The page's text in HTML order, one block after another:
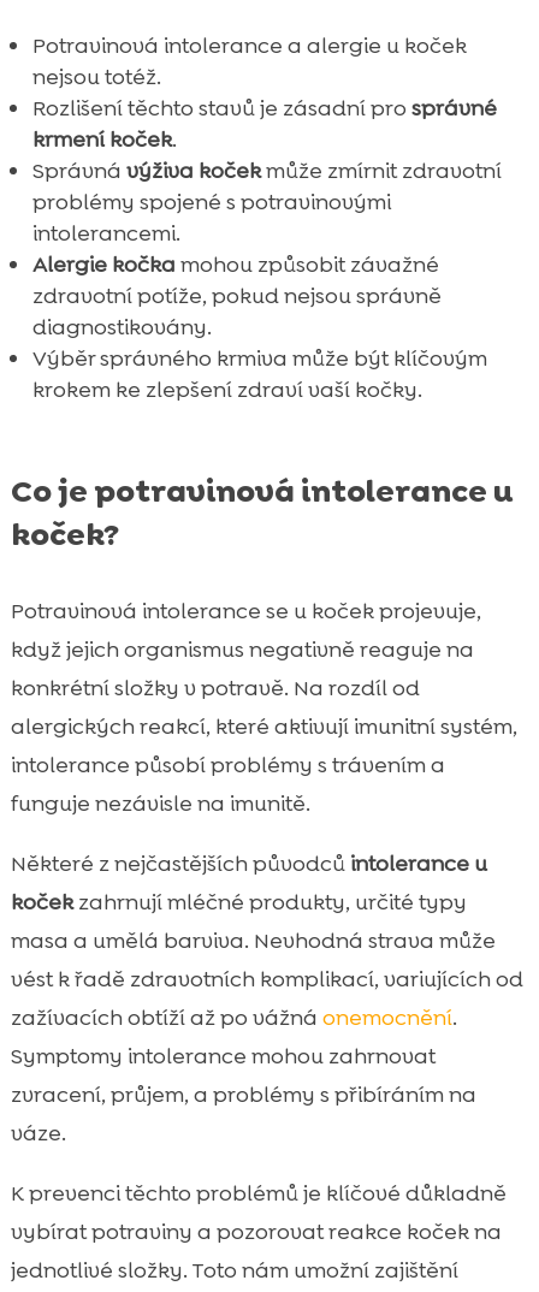
 Purrfect Life stelivo pro nejlepší hygienu
Výhody používání Purrfect Life steliva
Prevence zdravotních problémů pomocí
správného krmiva
Počáteční kroky při podezření na
intoleranci nebo alergii
 Možné komplikace při nediagnostikované
intoleranci nebo alergii
 Jak podpořit zdraví kočky pomocí správné
výživy
 Závěr
Potravinová intolerance a alergie u koček
nejsou totéž.
Rozlišení těchto stavů je zásadní pro správné
krmení koček.
Správná výživa kočekmůže zmírnit zdravotní
problémy spojené s potravinovými
intolerancemi.
Alergie kočka mohou způsobit závažné
zdravotní potíže, pokud nejsou správně
diagnostikovány.
Výběr správného krmiva může být klíčovým
krokem ke zlepšení zdraví vaší kočky.
Co je potravinová intolerance u
koček?
Potravinová intolerance se u koček projevuje,
když jejich organismus negativně reaguje na
konkrétní složky v potravě. Na rozdíl od
alergických reakcí, které aktivují imunitní systém,
intolerance působí problémy s trávením a
funguje nezávisle na imunitě.
Některé z nejčastějších původců intolerance u
kočekzahrnují mléčné produkty, určité typy
masa a umělá barviva. Nevhodná strava může
vést k řadě zdravotních komplikací, variujících od
zažívacích obtíží až po vážná onemocnění.
Symptomy intolerance mohou zahrnovat
zvracení, průjem, a problémy s přibíráním na
váze.
K prevenci těchto problémů je klíčové důkladně
vybírat potraviny a pozorovat reakce koček na
jednotlivé složky. Toto nám umožní zajištění